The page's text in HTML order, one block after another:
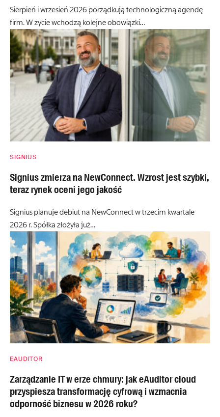
Sierpień i wrzesień 2026 porządkują technologiczną agendę
firm. W życie wchodzą kolejne obowiązki…
SIGNIUS
Signius zmierza na NewConnect. Wzrost jest szybki,
teraz rynek oceni jego jakość
Signius planuje debiut na NewConnect w trzecim kwartale
2026 r. Spółka złożyła już…
EAUDITOR
Zarządzanie IT w erze chmury: jak eAuditor cloud
przyspiesza transformację cyfrową i wzmacnia
odporność biznesu w 2026 roku?